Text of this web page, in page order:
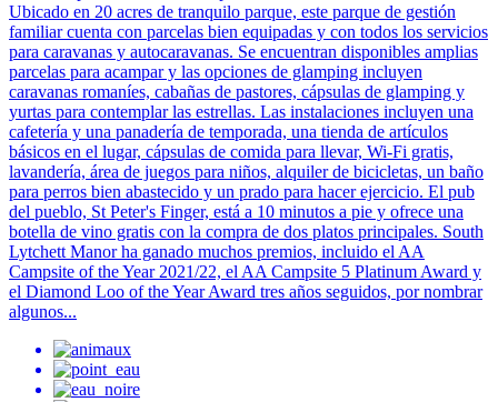
Ubicado en 20 acres de tranquilo parque, este parque de gestión
familiar cuenta con parcelas bien equipadas y con todos los servicios
para caravanas y autocaravanas. Se encuentran disponibles amplias
parcelas para acampar y las opciones de glamping incluyen
caravanas romaníes, cabañas de pastores, cápsulas de glamping y
yurtas para contemplar las estrellas. Las instalaciones incluyen una
cafetería y una panadería de temporada, una tienda de artículos
básicos en el lugar, cápsulas de comida para llevar, Wi-Fi gratis,
lavandería, área de juegos para niños, alquiler de bicicletas, un baño
para perros bien abastecido y un prado para hacer ejercicio. El pub
del pueblo, St Peter's Finger, está a 10 minutos a pie y ofrece una
botella de vino gratis con la compra de dos platos principales. South
Lytchett Manor ha ganado muchos premios, incluido el AA
Campsite of the Year 2021/22, el AA Campsite 5 Platinum Award y
el Diamond Loo of the Year Award tres años seguidos, por nombrar
algunos...